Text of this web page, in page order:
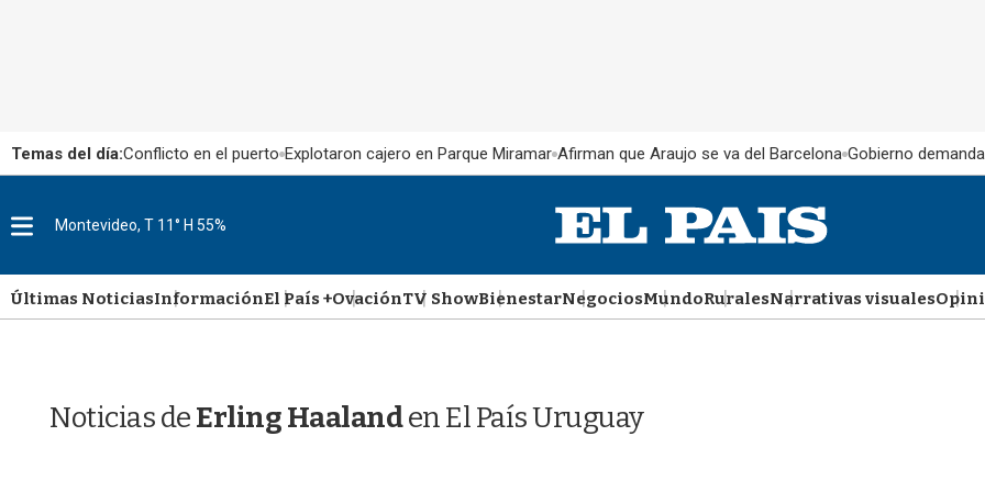
Temas del día:Conflicto en el puerto Explotaron cajero en Parque Miramar Afirman que Araujo se va del Barcelona Gobierno
M
u
Montevideo, T 11° H 55%
Últimas NoticiasInformaciónEl País +OvaciónTV ShowBienestarNegociosMundoRuralesNarrativas visuales
Noticias deErling Haalanden El País Uruguay